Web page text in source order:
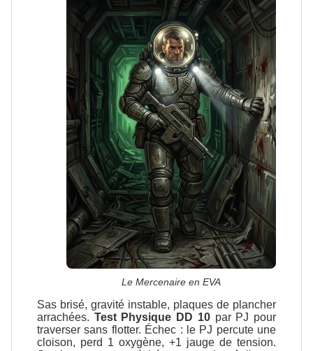
Le Mercenaire en EVA
Sas brisé, gravité instable, plaques de plancher
arrachées. Test Physique DD 10par PJ pour
traverser sans flotter. Échec : le PJ percute une
cloison, perd 1 oxygène, +1 jauge de tension.